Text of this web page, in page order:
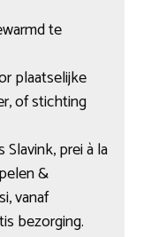
te
plaatselijke
of stichting
prei à la
&
vanaf
bezorging.